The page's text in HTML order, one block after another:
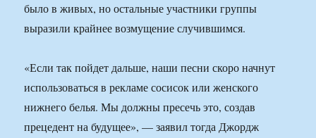
было в живых, но остальные участники группы
выразили крайнее возмущение случившимся.
«Если так пойдет дальше, наши песни скоро начнут
использоваться в рекламе сосисок или женского
нижнего белья. Мы должны пресечь это, создав
прецедент на будущее», — заявил тогда Джордж